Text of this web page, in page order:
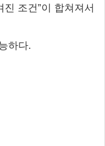
조건”이 합쳐져서
하다.